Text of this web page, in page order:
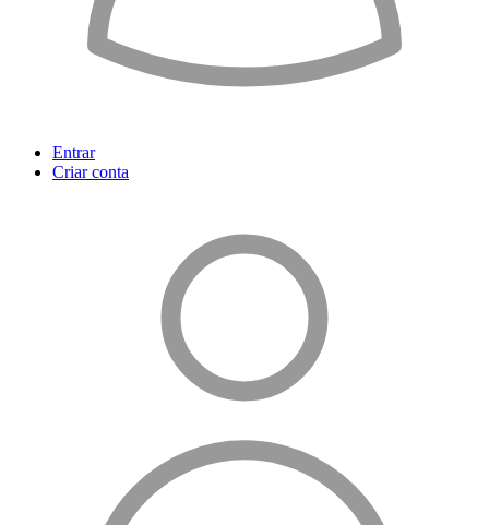
Entrar
Criar conta